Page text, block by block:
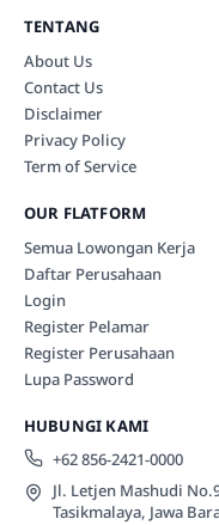
TENTANG
About Us
Contact Us
Disclaimer
Privacy Policy
Term of Service
OUR FLATFORM
Semua Lowongan Kerja
Daftar Perusahaan
Login
Register Pelamar
Register Perusahaan
Lupa Password
HUBUNGI KAMI
+62 856-2421-0000
Jl. Letjen Mashudi
Tasikmalaya, Jawa